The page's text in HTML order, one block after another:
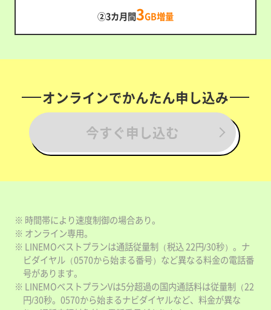
②3カ月間3GB増量
オンラインでかんたん申し込み
今すぐ申し込む
※ 時間帯により速度制御の場合あり。
※ オンライン専用。
※ LINEMOベストプランは通話従量制（税込 22円/30秒）。ナ
ビダイヤル（0570から始まる番号）など異なる料金の電話番
号があります。
※ LINEMOベストプランVは5分超過の国内通話料は従量制（22
円/30秒。0570から始まるナビダイヤルなど、料金が異な